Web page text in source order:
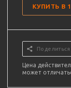
КУПИТЬ В
Поделиться
Цена
может